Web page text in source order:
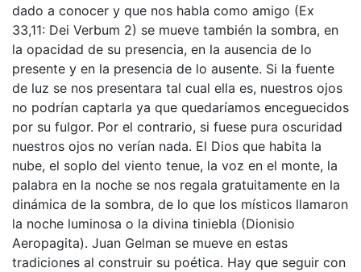
dado a conocer y que nos habla como amigo (Ex
33,11: Dei Verbum 2) se mueve también la sombra, en
la opacidad de su presencia, en la ausencia de lo
presente y en la presencia de lo ausente. Si la fuente
de luz se nos presentara tal cual ella es, nuestros ojos
no podrían captarla ya que quedaríamos enceguecidos
por su fulgor. Por el contrario, si fuese pura oscuridad
nuestros ojos no verían nada. El Dios que habita la
nube, el soplo del viento tenue, la voz en el monte, la
palabra en la noche se nos regala gratuitamente en la
dinámica de la sombra, de lo que los místicos llamaron
la noche luminosa o la divina tiniebla (Dionisio
Aeropagita). Juan Gelman se mueve en estas
tradiciones al construir su poética. Hay que seguir con